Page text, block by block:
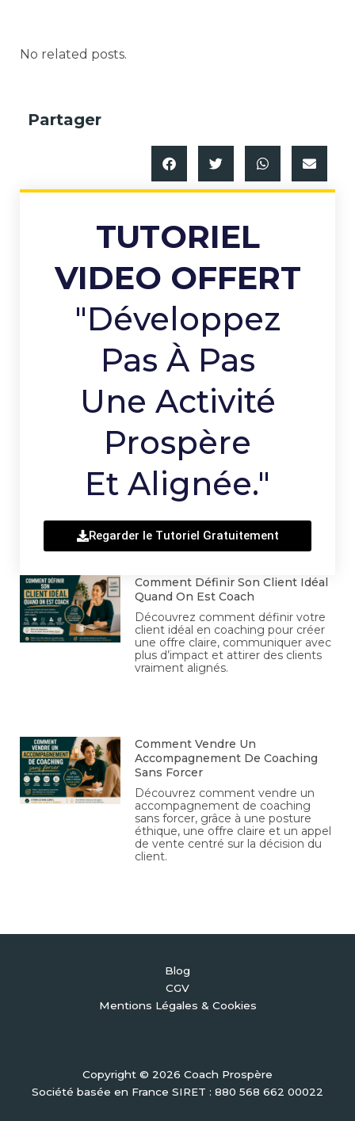
No related posts.
Partager
TUTORIEL
VIDEO OFFERT
"Développez
Pas À Pas
Une Activité
Prospère
Et Alignée."
Regarder le Tutoriel Gratuitement
Comment Définir Son Client Idéal
Quand On Est Coach
Découvrez comment définir votre
client idéal en coaching pour créer
une offre claire, communiquer avec
plus d’impact et attirer des clients
vraiment alignés.
Comment Vendre Un
Accompagnement De Coaching
Sans Forcer
Découvrez comment vendre un
accompagnement de coaching
sans forcer, grâce à une posture
éthique, une offre claire et un appel
de vente centré sur la décision du
client.
Blog
CGV
Mentions Légales & Cookies
Copyright © 2026 Coach Prospère
Société basée en France SIRET : 880 568 662 00022